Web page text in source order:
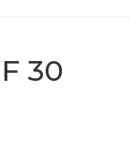
30